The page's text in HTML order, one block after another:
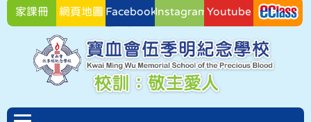
家課冊 網頁地圖 FacebookInstagramYoutube